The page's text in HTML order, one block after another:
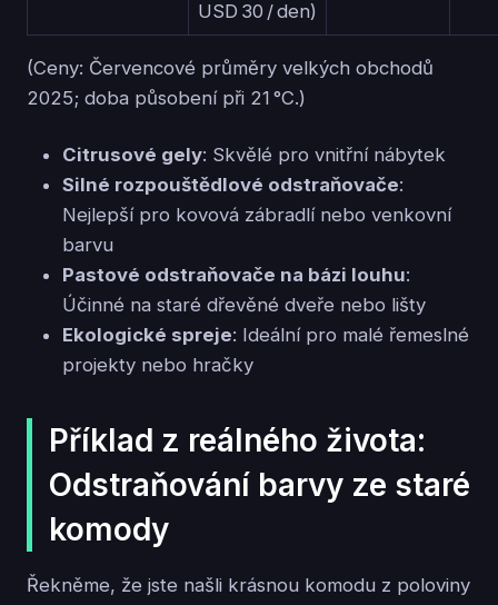
USD 30 / den)
(Ceny: Červencové průměry velkých obchodů
2025; doba působení při 21 °C.)
Citrusové gely: Skvělé pro vnitřní nábytek
Silné rozpouštědlové odstraňovače:
Nejlepší pro kovová zábradlí nebo venkovní
barvu
Pastové odstraňovače na bázi louhu:
Účinné na staré dřevěné dveře nebo lišty
Ekologické spreje: Ideální pro malé řemeslné
projekty nebo hračky
Příklad z reálného života:
Odstraňování barvy ze staré
komody
Řekněme, že jste našli krásnou komodu z poloviny